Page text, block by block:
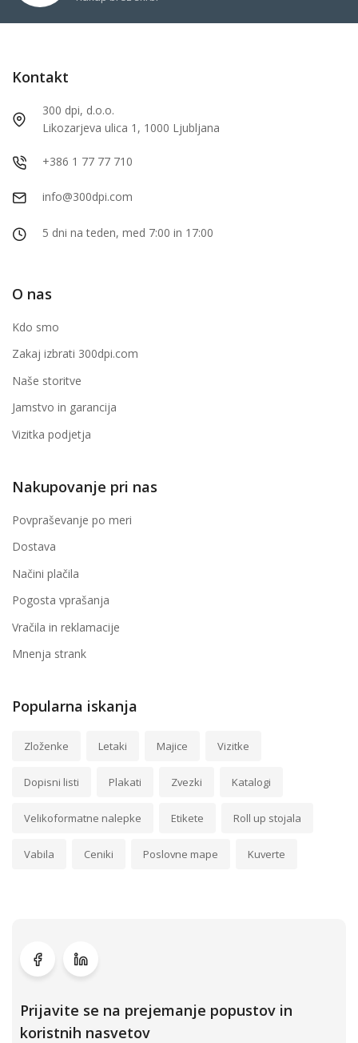
Kontakt
300 dpi, d.o.o.
Likozarjeva ulica 1, 1000 Ljubljana
+386 1 77 77 710
info@300dpi.com
5 dni na teden, med 7:00 in 17:00
O nas
Kdo smo
Zakaj izbrati 300dpi.com
Naše storitve
Jamstvo in garancija
Vizitka podjetja
Nakupovanje pri nas
Povpraševanje po meri
Dostava
Načini plačila
Pogosta vprašanja
Vračila in reklamacije
Mnenja strank
Popularna iskanja
Zloženke Letaki Majice Vizitke
Dopisni listi Plakati Zvezki Katalogi
Velikoformatne nalepke Etikete Roll up stojala
Vabila Ceniki Poslovne mape Kuverte
Prijavite se na prejemanje popustov in
koristnih nasvetov